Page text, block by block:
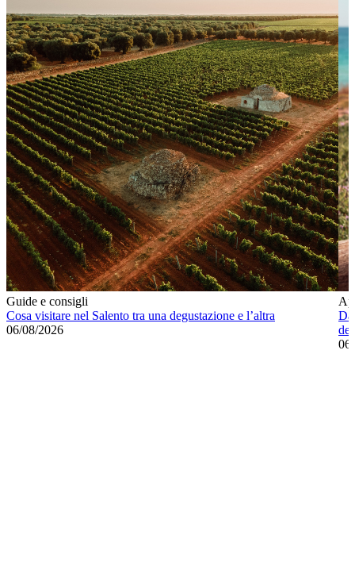
Guide e consigli
Cosa visitare nel Salento tra una degustazione e l’altra
06/08/2026